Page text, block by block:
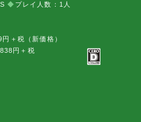
◆ プレイ人数：1人
税（新価格）
円＋税